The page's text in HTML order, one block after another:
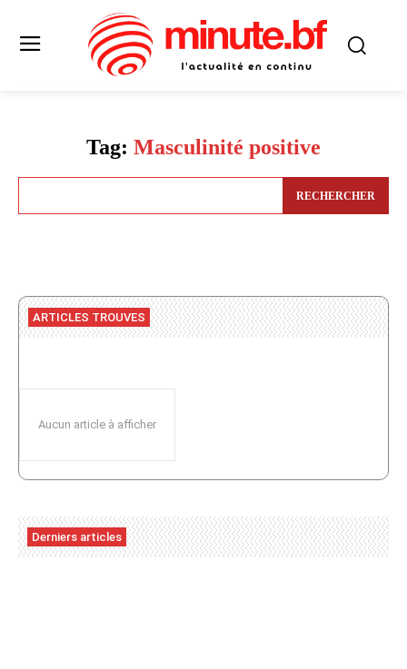
Tag: Masculinité positive
RECHERCHER
ARTICLES TROUVES
Aucun article à afficher
Derniers articles